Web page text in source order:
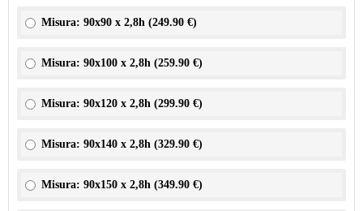
Misura: 90x90 x 2,8h (249.90 €)
Misura: 90x100 x 2,8h (259.90 €)
Misura: 90x120 x 2,8h (299.90 €)
Misura: 90x140 x 2,8h (329.90 €)
Misura: 90x150 x 2,8h (349.90 €)